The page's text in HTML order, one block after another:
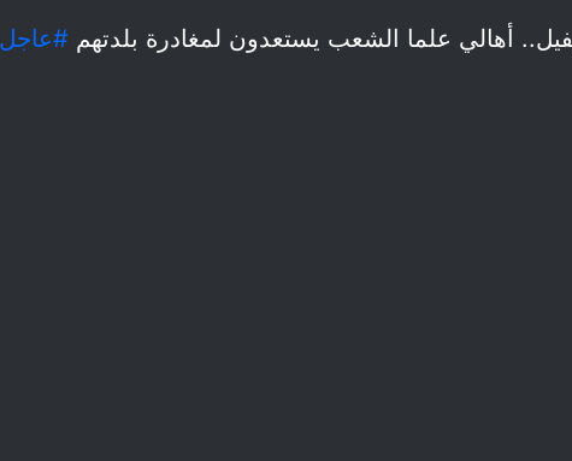
أهالي علما الشعب يستعدون لمغادرة بلدتهم #عاجل